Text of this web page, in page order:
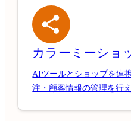
カラーミーショ
AIツールとショップを連
注・顧客情報の管理を行